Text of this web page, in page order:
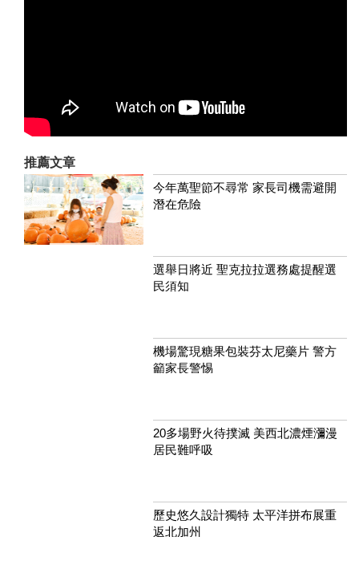
推薦文章
今年萬聖節不尋常 家長司機需避開
潛在危險
選舉日將近 聖克拉拉選務處提醒選
民須知
機場驚現糖果包裝芬太尼藥片 警方
籲家長警惕
20多場野火待撲滅 美西北濃煙瀰漫
居民難呼吸
歷史悠久設計獨特 太平洋拼布展重
返北加州